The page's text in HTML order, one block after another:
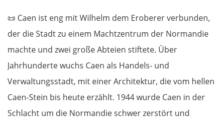
📜 Caen ist eng mit Wilhelm dem Eroberer verbunden,
der die Stadt zu einem Machtzentrum der Normandie
machte und zwei große Abteien stiftete. Über
Jahrhunderte wuchs Caen als Handels- und
Verwaltungsstadt, mit einer Architektur, die vom hellen
Caen-Stein bis heute erzählt. 1944 wurde Caen in der
Schlacht um die Normandie schwer zerstört und